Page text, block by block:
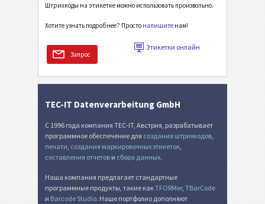
Штрихкоды на этикетке можно использовать произвольно.
Хотите узнать подробнее? Просто напишите нам!
Запрос
Этикетки онлайн
TEC-IT Datenverarbeitung GmbH
С 1996 года компания TEC-IT, Австрия, разрабатывает
программное обеспечение для создания штрихкодов,
печати, создания маркировочных этикеток,
составления отчетов и сбора данных.
Наша компания предлагает стандартные
программные продукты, такие какTFORMer, TBarCode
и Barcode Studio. Наше портфолио дополняют